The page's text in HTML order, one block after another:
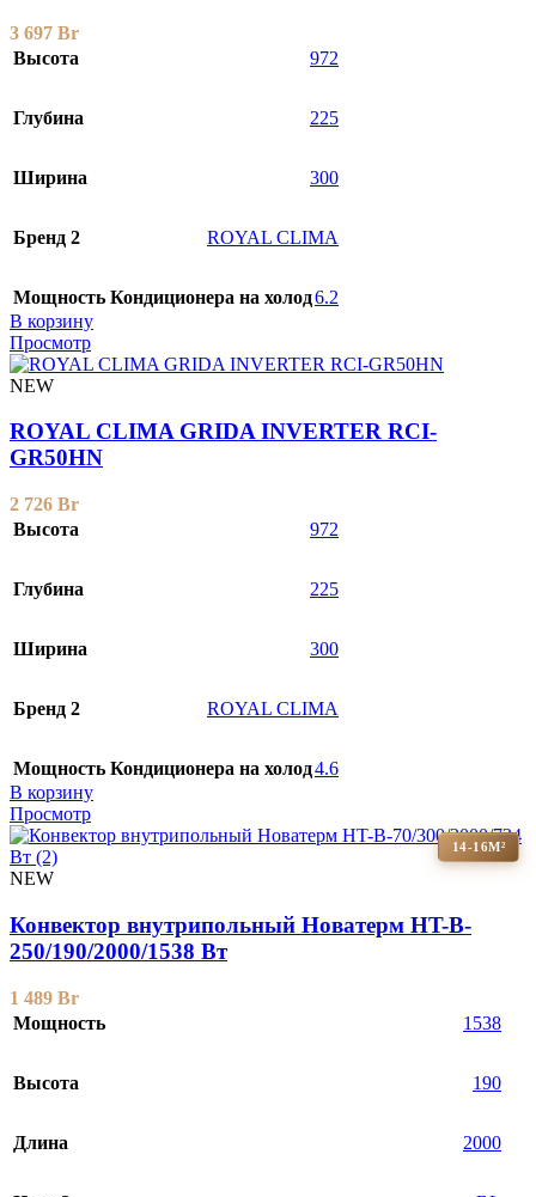
3 697 Br
Высота
972
Глубина 225
Ширина 300
Бренд 2 ROYAL CLIMA
Мощность Кондиционера на холод6.2
В корзину
Просмотр
NEW
ROYAL CLIMA GRIDA INVERTER RCI-
GR50HN
2 726 Br
Высота
972
Глубина 225
Ширина 300
Бренд 2 ROYAL CLIMA
Мощность Кондиционера на холод4.6
В корзину
Просмотр
14-16М²
NEW
Конвектор внутрипольный Новатерм HT-B-
250/190/2000/1538 Вт
1 489 Br
Мощность
1538
Высота 190
Длина 2000